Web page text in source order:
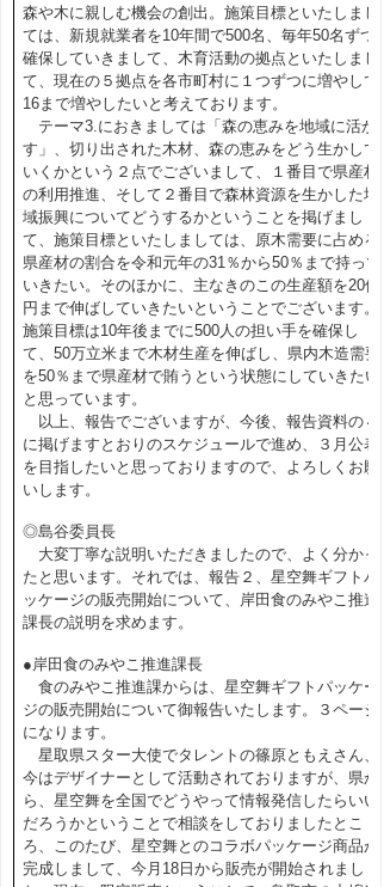
森や木に親しむ機会の創出。施策目標といたしまし
ては、新規就業者を10年間で500名、毎年50名ずつ
確保していきまして、木育活動の拠点といたしまし
て、現在の５拠点を各市町村に１つずつに増やして
16まで増やしたいと考えております。
テーマ3.におきましては「森の恵みを地域に活か
す」、切り出された木材、森の恵みをどう生かして
いくかという２点でございまして、１番目で県産材
の利用推進、そして２番目で森林資源を生かした地
域振興についてどうするかということを掲げまし
て、施策目標といたしましては、原木需要に占める
県産材の割合を令和元年の31％から50％まで持って
いきたい。そのほかに、主なきのこの生産額を20億
円まで伸ばしていきたいということでございます。
施策目標は10年後までに500人の担い手を確保し
て、50万立米まで木材生産を伸ばし、県内木造需要
を50％まで県産材で賄うという状態にしていきたい
と思っています。
以上、報告でございますが、今後、報告資料の４
に掲げますとおりのスケジュールで進め、３月公表
を目指したいと思っておりますので、よろしくお願
いします。
◎島谷委員長
大変丁寧な説明いただきましたので、よく分かっ
たと思います。それでは、報告２、星空舞ギフトパ
ッケージの販売開始について、岸田食のみやこ推進
課長の説明を求めます。
●岸田食のみやこ推進課長
食のみやこ推進課からは、星空舞ギフトパッケー
ジの販売開始について御報告いたします。３ページ
になります。
星取県スター大使でタレントの篠原ともえさん、
今はデザイナーとして活動されておりますが、県か
ら、星空舞を全国でどうやって情報発信したらいい
だろうかということで相談をしておりましたとこ
ろ、このたび、星空舞とのコラボパッケージ商品が
完成しまして、今月18日から販売が開始されまし